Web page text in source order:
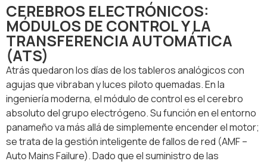
CEREBROS ELECTRÓNICOS:
MÓDULOS DE CONTROL Y LA
TRANSFERENCIA AUTOMÁTICA
(ATS)
Atrás quedaron los días de los tableros analógicos con
agujas que vibraban y luces piloto quemadas. En la
ingeniería moderna, el módulo de control es el cerebro
absoluto del grupo electrógeno. Su función en el entorno
panameño va más allá de simplemente encender el motor;
se trata de la gestión inteligente de fallos de red (AMF –
Auto Mains Failure). Dado que el suministro de las